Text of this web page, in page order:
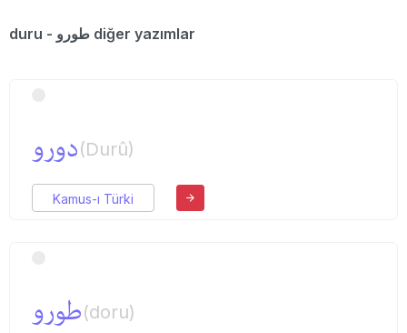
duru - طورو diğer yazımlar
دورو(Durû)
Kamus-ı Türki
طورو(doru)